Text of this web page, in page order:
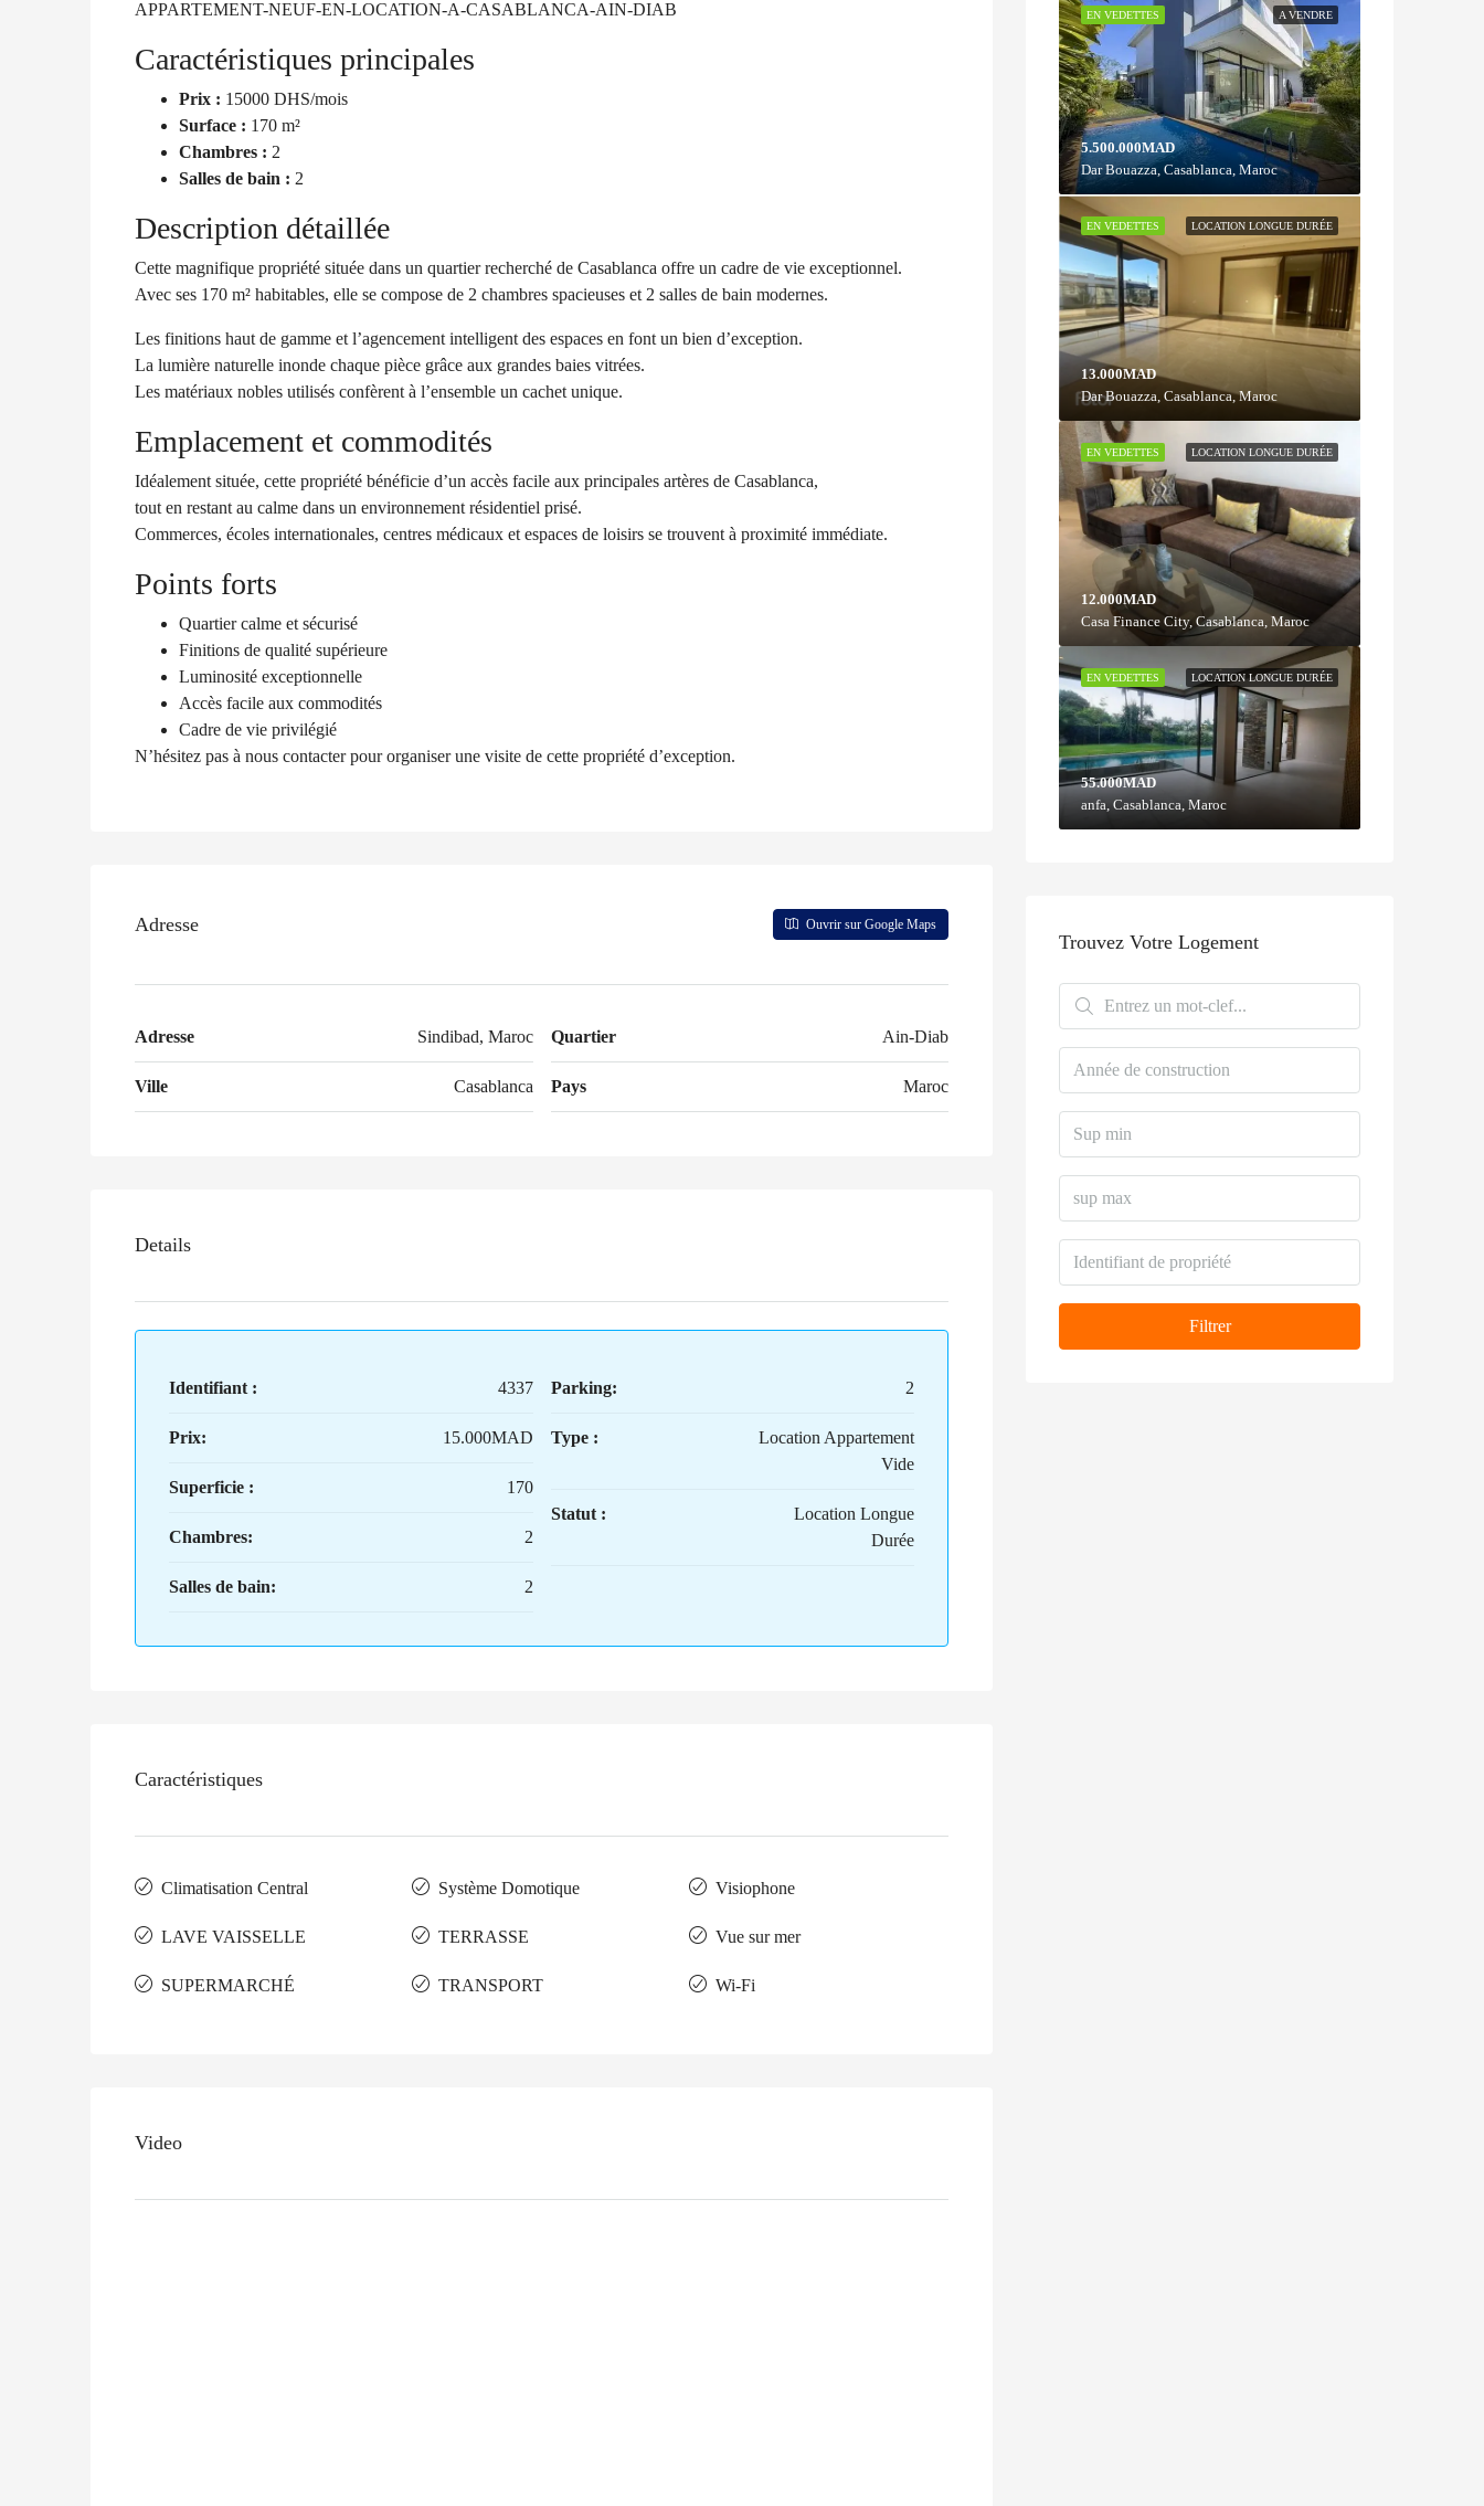
APPARTEMENT-NEUF-EN-LOCATION-A-CASABLANCA-AIN-DIAB
Caractéristiques principales
Prix : 15000 DHS/mois
Surface : 170 m²
Chambres : 2
Salles de bain : 2
Description détaillée
Cette magnifique propriété située dans un quartier recherché de Casablanca offre un cadre de vie exceptionnel.
Avec ses 170 m² habitables, elle se compose de 2 chambres spacieuses et 2 salles de bain modernes.
Les finitions haut de gamme et l’agencement intelligent des espaces en font un bien d’exception.
La lumière naturelle inonde chaque pièce grâce aux grandes baies vitrées.
Les matériaux nobles utilisés confèrent à l’ensemble un cachet unique.
Emplacement et commodités
Idéalement située, cette propriété bénéficie d’un accès facile aux principales artères de Casablanca,
tout en restant au calme dans un environnement résidentiel prisé.
Commerces, écoles internationales, centres médicaux et espaces de loisirs se trouvent à proximité immédiate.
Points forts
Quartier calme et sécurisé
Finitions de qualité supérieure
Luminosité exceptionnelle
Accès facile aux commodités
Cadre de vie privilégié
N’hésitez pas à nous contacter pour organiser une visite de cette propriété d’exception.
Adresse Ouvrir sur Google Maps
Adresse Sindibad, Maroc
Ville Casablanca
Quartier Ain-Diab
Pays Maroc
Details
Identifiant : 4337
Prix: 15.000MAD
Superficie : 170
Chambres: 2
Salles de bain: 2
Parking: 2
Type :
Location Appartement
Vide
Statut :
Location Longue
Durée
Caractéristiques
Climatisation Central
LAVE VAISSELLE
SUPERMARCHÉ
Système Domotique
TERRASSE
TRANSPORT
Visiophone
Vue sur mer
Wi-Fi
Video
A VENDRE
EN VEDETTES
5.500.000MAD
Dar Bouazza, Casablanca, Maroc
LOCATION LONGUE DURÉE
EN VEDETTES
13.000MAD
Dar Bouazza, Casablanca, Maroc
LOCATION LONGUE DURÉE
EN VEDETTES
12.000MAD
Casa Finance City, Casablanca, Maroc
LOCATION LONGUE DURÉE
EN VEDETTES
55.000MAD
anfa, Casablanca, Maroc
Trouvez Votre Logement
Filtrer